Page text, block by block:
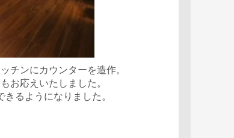
チンにカウンターを造作。
お応えいたしました。
るようになりました。